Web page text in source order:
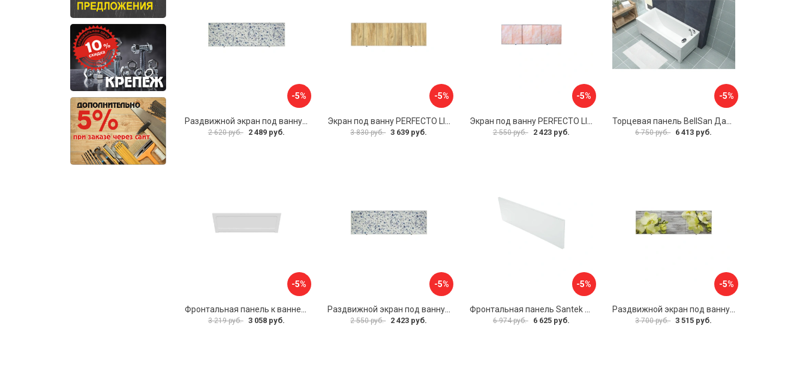
-5%
2 620 руб. 2 489 руб.
-5%
3 830 руб. 3 639 руб.
-5%
2 550 руб. 2 423 руб.
-5%
6 750 руб. 6 413 руб.
-5%
Фронтальная панель к ванне Мия Aquatek 00000089315
3 219 руб. 3 058 руб.
-5%
Раздвижной экран под ванну PERFECTO LINEA 36-001511
2 550 руб. 2 423 руб.
-5%
Фронтальная панель Santek 1.WH30.2.498 00000067322
6 974 руб. 6 625 руб.
-5%
Раздвижной экран под ванну PERFECTO LINEA 36-031509
3 700 руб. 3 515 руб.